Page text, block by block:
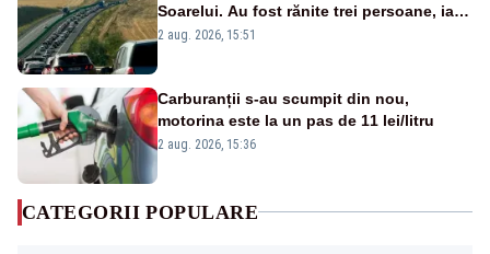
Soarelui. Au fost rănite trei persoane, iar
traficul se desfășoară cu dificultate
2 aug. 2026, 15:51
Carburanții s-au scumpit din nou,
motorina este la un pas de 11 lei/litru
2 aug. 2026, 15:36
CATEGORII POPULARE